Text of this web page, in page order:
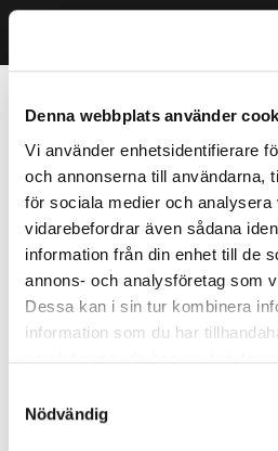
Denna webbplats använder
Vi använder enhetsidentifierare
och annonserna till användarna,
för sociala medier och analysera
vidarebefordrar även sådana
information från din enhet till de
annons- och analysföretag som
Dessa kan i sin tur kombinera
information som du har
Nödvändig